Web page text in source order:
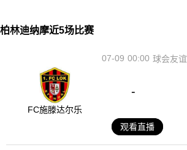
柏林迪纳摩近5场比赛
00:00
07-09 球会友谊
FC施滕达尔乐
-
观看直播